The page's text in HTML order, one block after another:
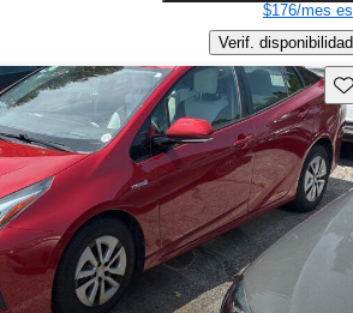
$176/mes
Verif. disponibilidad